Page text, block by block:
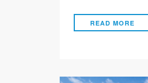
READ MORE